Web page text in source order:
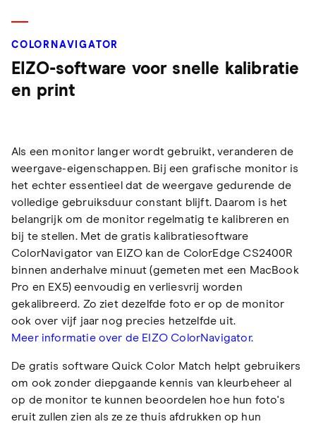
COLORNAVIGATOR
EIZO-software voor snelle kalibratie
en print
Als een monitor langer wordt gebruikt, veranderen de
weergave-eigenschappen. Bij een grafische monitor is
het echter essentieel dat de weergave gedurende de
volledige gebruiksduur constant blijft. Daarom is het
belangrijk om de monitor regelmatig te kalibreren en
bij te stellen. Met de gratis kalibratiesoftware
ColorNavigator van EIZO kan de ColorEdge CS2400R
binnen anderhalve minuut (gemeten met een MacBook
Pro en EX5) eenvoudig en verliesvrij worden
gekalibreerd. Zo ziet dezelfde foto er op de monitor
ook over vijf jaar nog precies hetzelfde uit.
Meer informatie over de EIZO ColorNavigator.
De gratis software Quick Color Match helpt gebruikers
om ook zonder diepgaande kennis van kleurbeheer al
op de monitor te kunnen beoordelen hoe hun foto's
eruit zullen zien als ze ze thuis afdrukken op hun